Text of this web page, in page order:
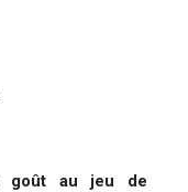
goût au jeu de